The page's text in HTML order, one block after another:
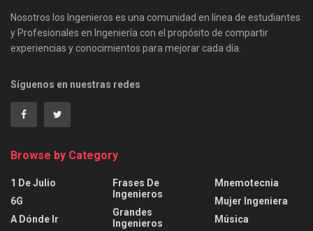
Nosotros los Ingenieros es una comunidad en línea de estudiantes
y Profesionales en Ingeniería con el propósito de compartir
experiencias y conocimientos para mejorar cada día.
Síguenos en nuestras redes
Browse by Category
1 De Julio
6G
A Dónde Ir
Frases De
Ingenieros
Grandes
Ingenieros
Mnemotecnia
Mujer Ingeniera
Música